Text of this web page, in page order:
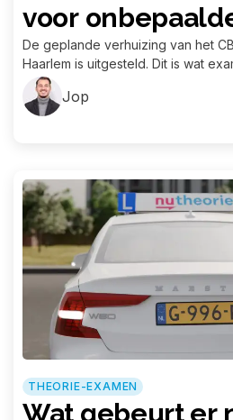
voor
De geplande verhuizing van het
Haarlem is uitgesteld. Dit is wat
moeten weten.
Jop
THEORIE-EXAMEN
Wat gebeurt er